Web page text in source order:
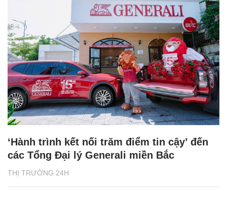
THỊ TRƯỜNG 24H
‘Hành trình kết nối trăm điểm tin cậy’ đến
các Tổng Đại lý Generali miền Bắc